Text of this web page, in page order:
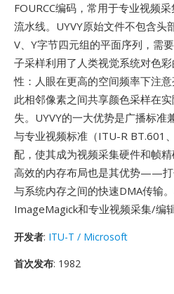
FOURCC编码，常用于专业视频
流水线。UYVY原始文件不包含
V、Y字节四元组的平面序列，需
子采样利用了人类视觉系统对色
性：人眼在更高的空间频率下注
此相邻像素之间共享颜色采样在
失。UYVY的一大优势是广播标准
与专业视频标准（ITU-R BT.601
配，使其成为视频采集硬件和帧
高效的内存布局也是其优势——打
与系统内存之间的快速DMA传输
ImageMagick和专业视频采集/编
开发者: ITU-T / Microsoft
首次发布: 1982